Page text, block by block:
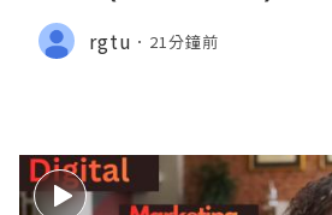
rgtu 21分鐘前